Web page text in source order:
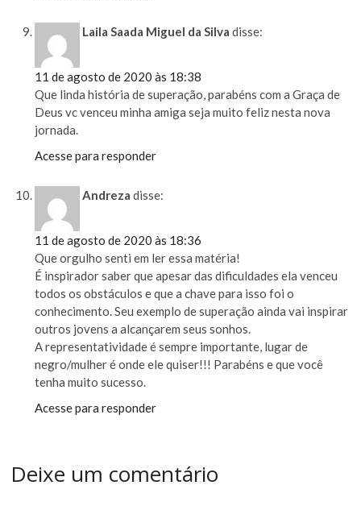
Laila Saada Miguel da Silva disse:
11 de agosto de 2020 às 18:38
Que linda história de superação, parabéns com a Graça de
Deus vc venceu minha amiga seja muito feliz nesta nova
jornada.
Acesse para responder
Andreza disse:
11 de agosto de 2020 às 18:36
Que orgulho senti em ler essa matéria!
É inspirador saber que apesar das dificuldades ela venceu
todos os obstáculos e que a chave para isso foi o
conhecimento. Seu exemplo de superação ainda vai inspirar
outros jovens a alcançarem seus sonhos.
A representatividade é sempre importante, lugar de
negro/mulher é onde ele quiser!!! Parabéns e que você
tenha muito sucesso.
Acesse para responder
Deixe um comentário